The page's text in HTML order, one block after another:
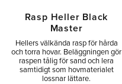
Rasp Heller Black
Master
Hellers välkända rasp för hårda
och torra hovar. Beläggningen gör
raspen tålig för sand och lera
samtidigt som hovmaterialet
lossnar lättare.